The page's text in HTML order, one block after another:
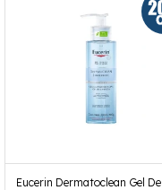
Eucerin Dermatoclean Gel De